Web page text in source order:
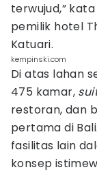
terwujud,”
pemilik hotel
Katuari.
kempinski.com
Di atas lahan
475 kamar,
restoran, dan
pertama di
fasilitas lain
konsep